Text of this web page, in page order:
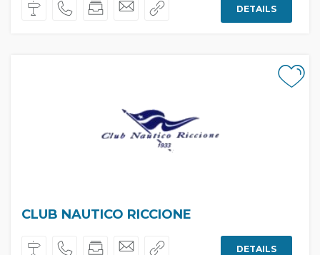
DETAILS
CLUB NAUTICO RICCIONE
DETAILS